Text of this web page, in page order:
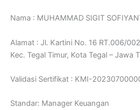
Nama : MUHAMMAD SIGIT
Alamat : Jl. Kartini No. 16 RT.006/
Kec. Tegal Timur, Kota Tegal – Jawa
Validasi Sertifikat : KMI-
Standar: Manager Keuangan